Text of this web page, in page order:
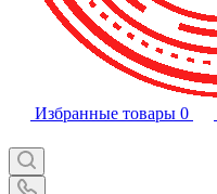
Избранные товары 0